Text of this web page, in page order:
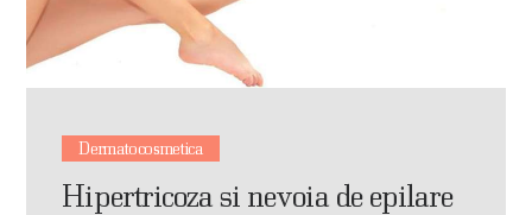
Dermatocosmetica
Hipertricoza si nevoia de epilare